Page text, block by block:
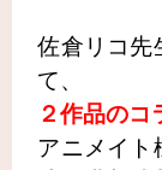
佐倉リコ先
て、
２作品のコ
アニメイト